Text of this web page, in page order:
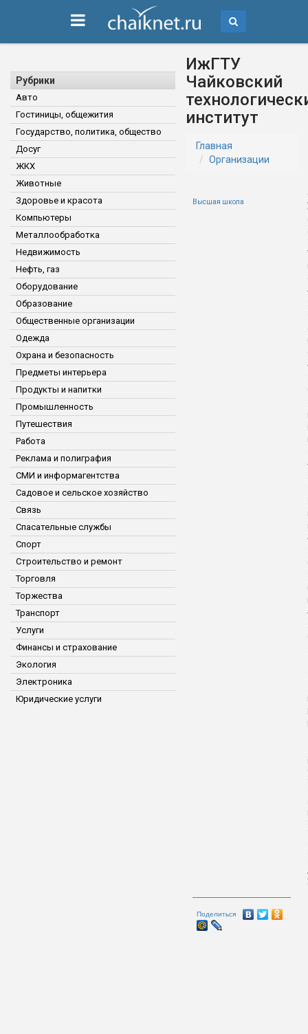
Рубрики
Авто
Гостиницы, общежития
Государство, политика, общество
Досуг
ЖКХ
Животные
Здоровье и красота
Компьютеры
Металлообработка
Недвижимость
Нефть, газ
Оборудование
Образование
Общественные организации
Одежда
Охрана и безопасность
Предметы интерьера
Продукты и напитки
Промышленность
Путешествия
Работа
Реклама и полиграфия
СМИ и информагентства
Садовое и сельское хозяйство
Связь
Спасательные службы
Спорт
Строительство и ремонт
Торговля
Торжества
Транспорт
Услуги
Финансы и страхование
Экология
Электроника
Юридические услуги
ИжГТУ
Чайковский
институт
Главная
Организации
Высшая школа
Поделиться